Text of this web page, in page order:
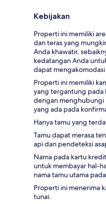
Kebijakan
Properti ini memiliki
dan teras yang
Anda khawatir,
kedatangan Anda
dapat mengakomodasi
Properti ini memiliki
yang tergantung pada
dengan
yang ada pada
Hanya tamu yang
Tamu dapat merasa
api dan pendeteksi
Nama pada kartu
untuk membayar hal-
nama tamu utama
Properti ini menerima
tunai.